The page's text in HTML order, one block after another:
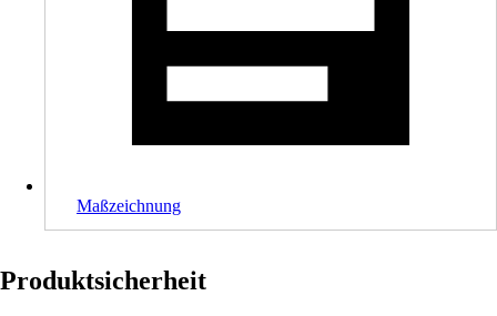
Maßzeichnung
Produktsicherheit